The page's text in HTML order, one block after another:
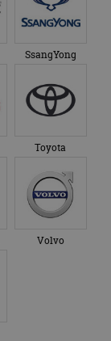
SsangYong
Toyota
Volvo